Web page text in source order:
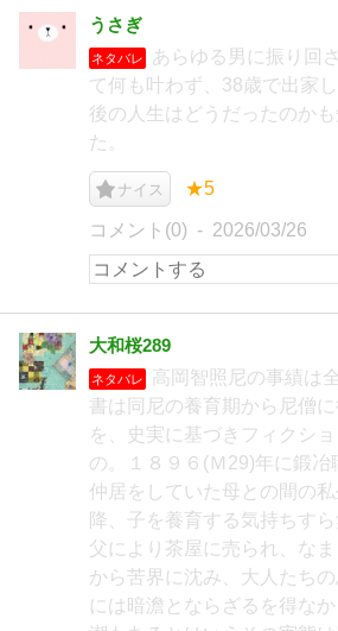
うさぎ
ネタバレ
あらゆる男に振り回
て何も叶わず、38歳で出家
後の人生はどうだったのか
た。
ナイス ★5
コメント(0) 2026/03/26
大和桜289
ネタバレ
高岡智照尼の事績は
書は同尼の養育期から尼僧
を、史実に基づきフィクシ
の。１８９６(Ｍ29)年に鍛冶
仲居をしていた母との間の
降、子を養育する気持ちす
父により茶屋に売られ、な
から苦界に沈み、大人たち
には暗澹とならざるを得な